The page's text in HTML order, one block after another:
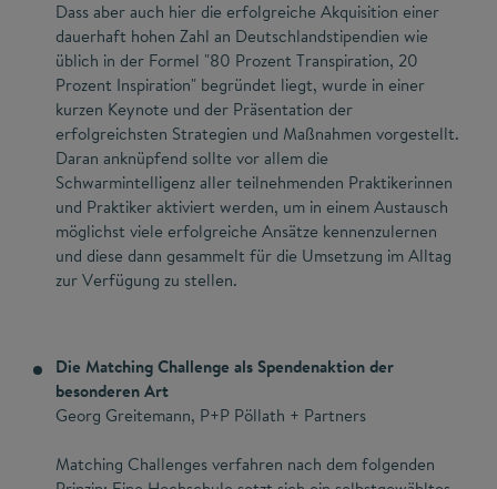
Dass aber auch hier die erfolgreiche Akquisition einer
dauerhaft hohen Zahl an Deutschlandstipendien wie
üblich in der Formel "80 Prozent Transpiration, 20
Prozent Inspiration" begründet liegt, wurde in einer
kurzen Keynote und der Präsentation der
erfolgreichsten Strategien und Maßnahmen vorgestellt.
Daran anknüpfend sollte vor allem die
Schwarmintelligenz aller teilnehmenden Praktikerinnen
und Praktiker aktiviert werden, um in einem Austausch
möglichst viele erfolgreiche Ansätze kennenzulernen
und diese dann gesammelt für die Umsetzung im Alltag
zur Verfügung zu stellen.
Die Matching Challenge als Spendenaktion der
besonderen Art
Georg Greitemann, P+P Pöllath + Partners
Matching Challenges verfahren nach dem folgenden